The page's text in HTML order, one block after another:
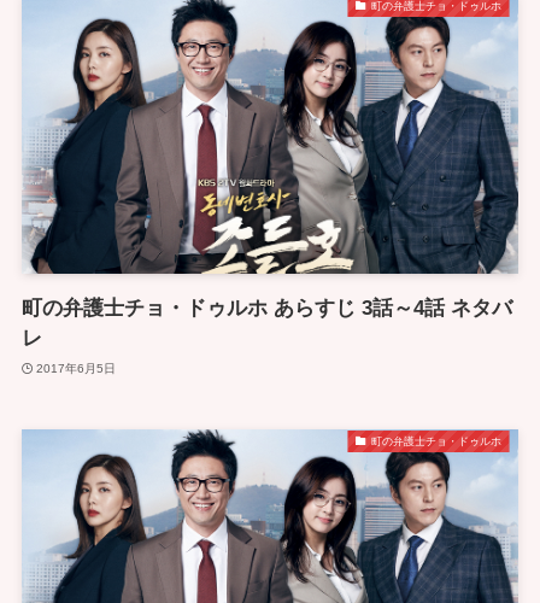
町の弁護士チョ・ドゥルホ
町の弁護士チョ・ドゥルホ あらすじ 3話～4話 ネタバ
レ
2017年6月5日
町の弁護士チョ・ドゥルホ